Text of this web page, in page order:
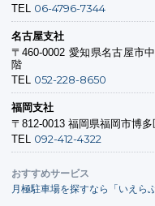
TEL 06-4796-7344
名古屋支社
〒460-0002 愛知県名古屋市
階
TEL 052-228-8650
福岡支社
〒812-0013 福岡県福岡市博
TEL 092-412-4322
おすすめサービス
月極駐車場を探すなら「いえら